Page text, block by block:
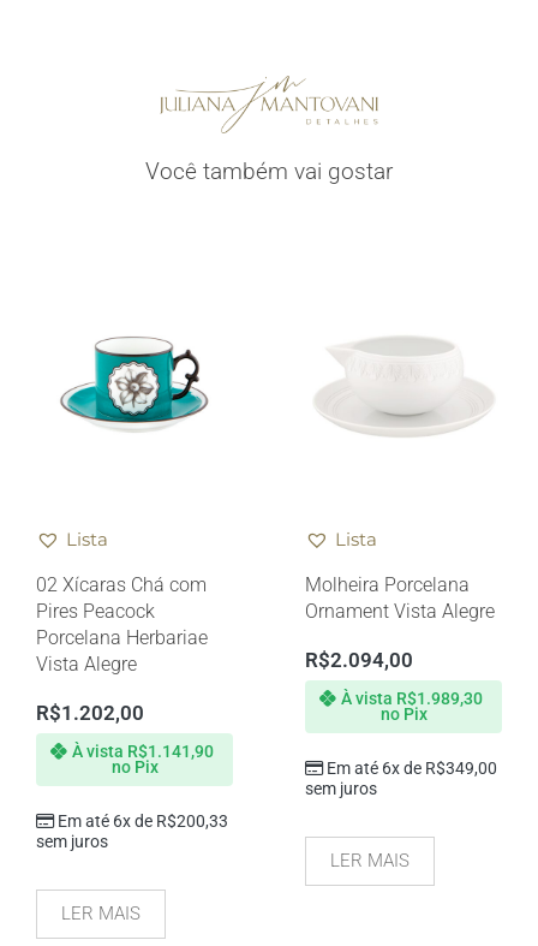
Você também vai gostar
Lista
02 Xícaras Chá com
Pires Peacock
Porcelana Herbariae
Vista Alegre
R$1.202,00
Em até 6x de R$200,33
sem juros
À vista R$1.141,90
no Pix
LER MAIS
Lista
Molheira Porcelana
Ornament Vista Alegre
R$2.094,00
Em até 6x de R$349,00
sem juros
À vista R$1.989,30
no Pix
LER MAIS